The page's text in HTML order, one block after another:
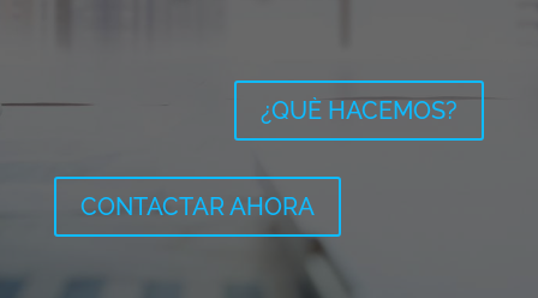
¿QUÈ HACEMOS?
CONTACTAR AHORA